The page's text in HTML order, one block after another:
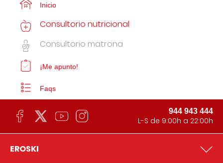
Inicio
Consultorio nutricional
Consultorio matrona
¡Me apunto!
Faqs
944 943 444
L-S de 9:00h a 22:00h
EROSKI